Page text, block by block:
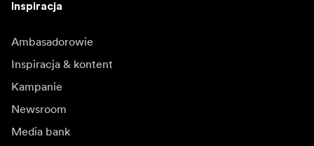
Inspiracja
Ambasadorowie
Inspiracja & kontent
Kampanie
Newsroom
Media bank